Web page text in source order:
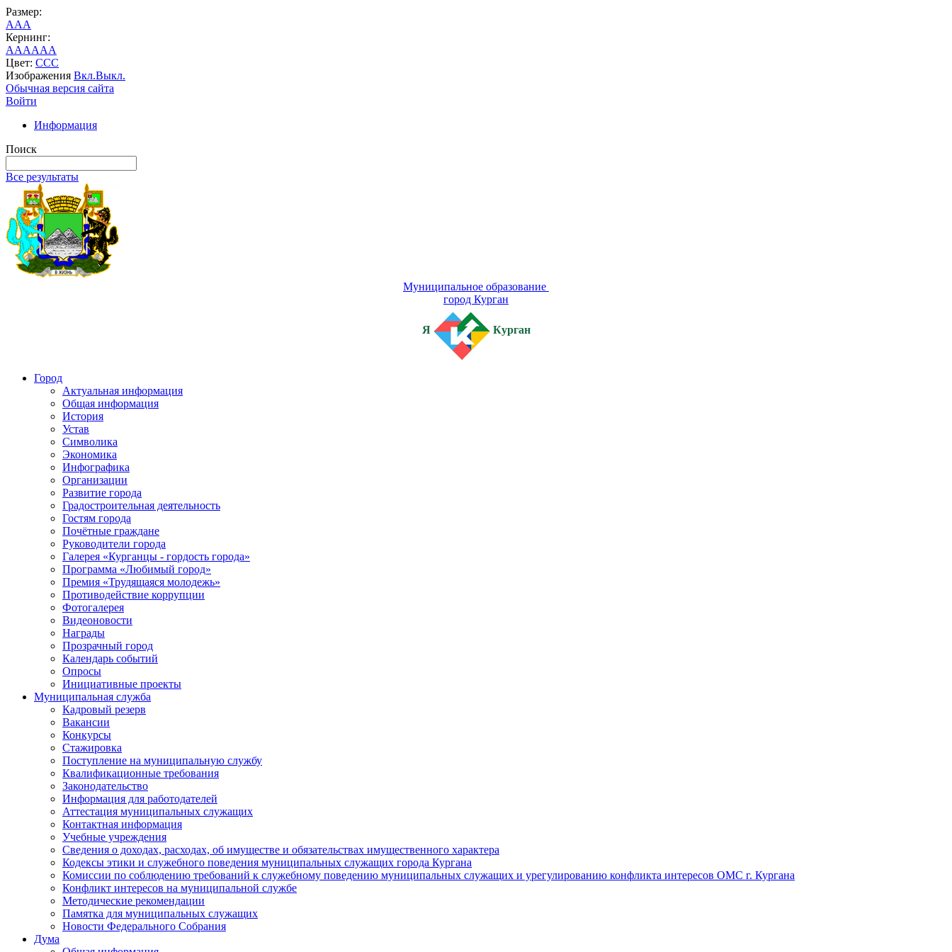
Размер:
AAA
Кернинг:
AAAAAA
Цвет: CCC
Изображения Вкл.Выкл.
Обычная версия сайта
Войти
Информация
Поиск
Все результаты
Муниципальное образование
город Курган
Я Курган
Город
Актуальная информация
Общая информация
История
Устав
Символика
Экономика
Инфографика
Организации
Развитие города
Градостроительная деятельность
Гостям города
Почётные граждане
Руководители города
Галерея «Курганцы - гордость города»
Программа «Любимый город»
Премия «Трудящаяся молодежь»
Противодействие коррупции
Фотогалерея
Видеоновости
Награды
Прозрачный город
Календарь событий
Опросы
Инициативные проекты
Муниципальная служба
Кадровый резерв
Вакансии
Конкурсы
Стажировка
Поступление на муниципальную службу
Квалификационные требования
Законодательство
Информация для работодателей
Аттестация муниципальных служащих
Контактная информация
Учебные учреждения
Сведения о доходах, расходах, об имуществе и обязательствах имущественного характера
Кодексы этики и служебного поведения муниципальных служащих города Кургана
Комиссии по соблюдению требований к служебному поведению муниципальных служащих и урегулированию конфликта интересов ОМС г. Кургана
Конфликт интересов на муниципальной службе
Методические рекомендации
Памятка для муниципальных служащих
Новости Федерального Cобрания
Дума